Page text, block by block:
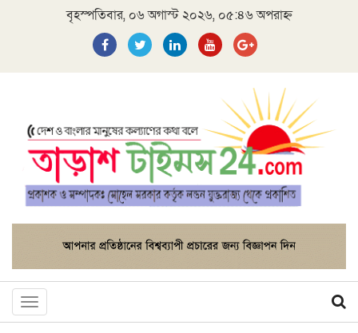
বৃহস্পতিবার, ০৬ অগাস্ট ২০২৬, ০৫:৪৬ অপরাহ্ন
Toggle
navigation